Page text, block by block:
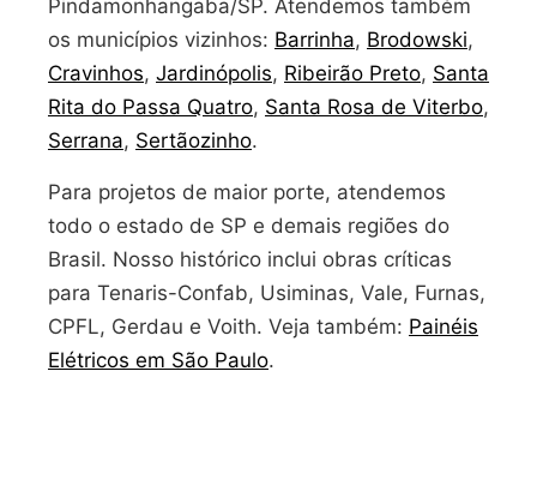
Pindamonhangaba/SP. Atendemos também
os municípios vizinhos: Barrinha, Brodowski,
Cravinhos, Jardinópolis, Ribeirão Preto, Santa
Rita do Passa Quatro, Santa Rosa de Viterbo,
Serrana, Sertãozinho.
Para projetos de maior porte, atendemos
todo o estado de SP e demais regiões do
Brasil. Nosso histórico inclui obras críticas
para Tenaris-Confab, Usiminas, Vale, Furnas,
CPFL, Gerdau e Voith. Veja também: Painéis
Elétricos em São Paulo.